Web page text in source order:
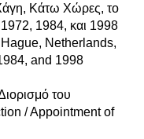
Κάτω Χώρες, το
1984, και 1998
Netherlands,
and 1998
του
/ Appointment of